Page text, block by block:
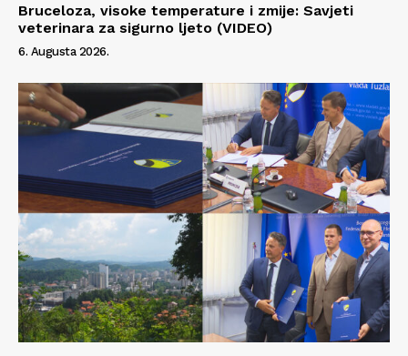
Bruceloza, visoke temperature i zmije: Savjeti
veterinara za sigurno ljeto (VIDEO)
6. Augusta 2026.